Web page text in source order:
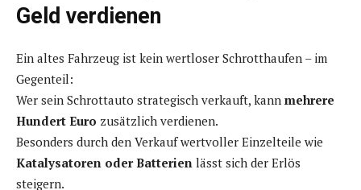
Geld verdienen
Ein altes Fahrzeug ist kein wertloser Schrotthaufen – im
Gegenteil:
Wer sein Schrottauto strategisch verkauft, kann mehrere
Hundert Euro zusätzlich verdienen.
Besonders durch den Verkauf wertvoller Einzelteile wie
Katalysatoren oder Batterien lässt sich der Erlös
steigern.